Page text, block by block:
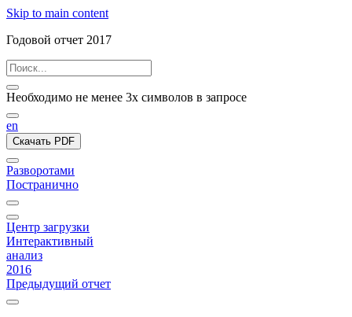
Skip to main content
Годовой отчет 2017
Необходимо не менее 3х символов в запросе
en
Скачать PDF
Разворотами
Постранично
Центр загрузки
Интерактивный
анализ
2016
Предыдущий отчет